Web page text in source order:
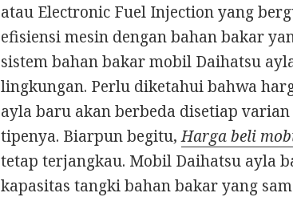
atau Electronic Fuel Injection yang
efisiensi mesin dengan bahan bakar
sistem bahan bakar mobil Daihatsu
lingkungan. Perlu diketahui bahwa
ayla baru akan berbeda disetiap
tipenya. Biarpun begitu,Harga beli
tetap terjangkau. Mobil Daihatsu ayla
kapasitas tangki bahan bakar yang